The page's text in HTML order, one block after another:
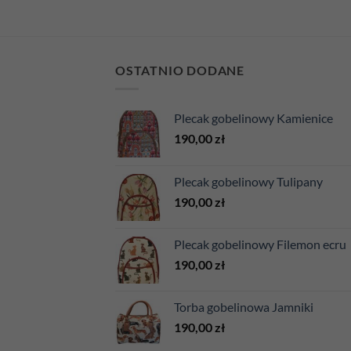
OSTATNIO DODANE
Plecak gobelinowy Kamienice
190,00 zł
Plecak gobelinowy Tulipany
190,00 zł
Plecak gobelinowy Filemon ecru
190,00 zł
Torba gobelinowa Jamniki
190,00 zł